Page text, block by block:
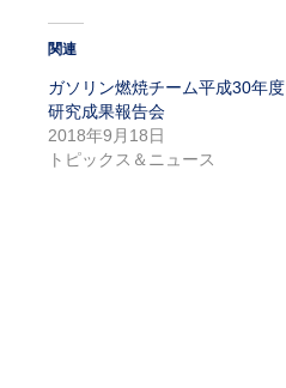
関連
ガソリン燃焼チーム平成30年度
研究成果報告会
2018年9月18日
トピックス＆ニュース